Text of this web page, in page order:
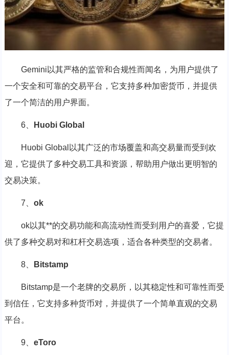
Gemini以其严格的监管和合规性而闻名，为用户提供了
一个安全和可靠的交易平台，它支持多种加密货币，并提供
了一个简洁的用户界面。
6、 Huobi Global
Huobi Global以其广泛的市场覆盖和高交易量而受到欢
迎，它提供了多种交易工具和资源，帮助用户做出更明智的
交易决策。
7、 ok
ok以其**的交易功能和高流动性而受到用户的喜爱，它提
供了多种交易对和杠杆交易选项，适合各种类型的交易者。
8、 Bitstamp
Bitstamp是一个老牌的交易所，以其稳定性和可靠性而受
到信任，它支持多种货币对，并提供了一个简单直观的交易
平台。
9、 eToro